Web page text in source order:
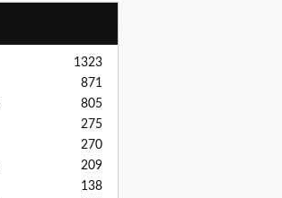
1323
871
805
275
270
209
138